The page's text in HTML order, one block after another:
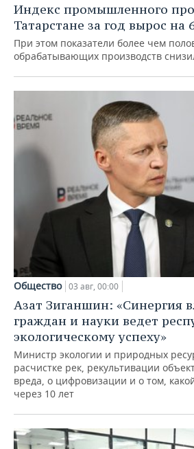
Индекс промышленного
Татарстане за год вырос на
При этом показатели более чем
обрабатывающих производств
Общество 03 авг, 00:00
Азат Зиганшин: «Синергия
граждан и науки ведет
экологическому успеху»
Министр экологии и природных
расчистке рек, рекультивации
вреда, о цифровизации и о том,
через 10 лет